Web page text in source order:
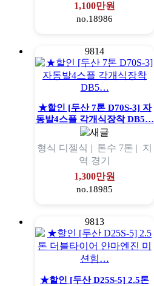
1,100만원
no.18986
9814
★할인 [두산 7톤 D70S-3] 자
동발4스플 각개식장착 DB5…
형식 디젤식 | 톤수 7톤 | 지
역 경기
1,300만원
no.18985
9813
★할인 [두산 D25S-5] 2.5톤